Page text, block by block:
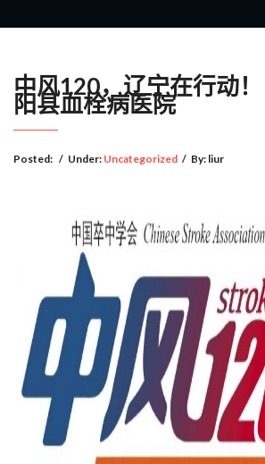
中风120，辽宁在行动
阳县血栓病医院
Posted: / Under: Uncategorized / By: liur